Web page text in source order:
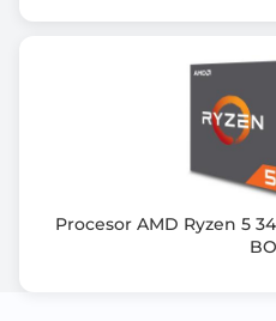
Procesor AMD Ryzen 5